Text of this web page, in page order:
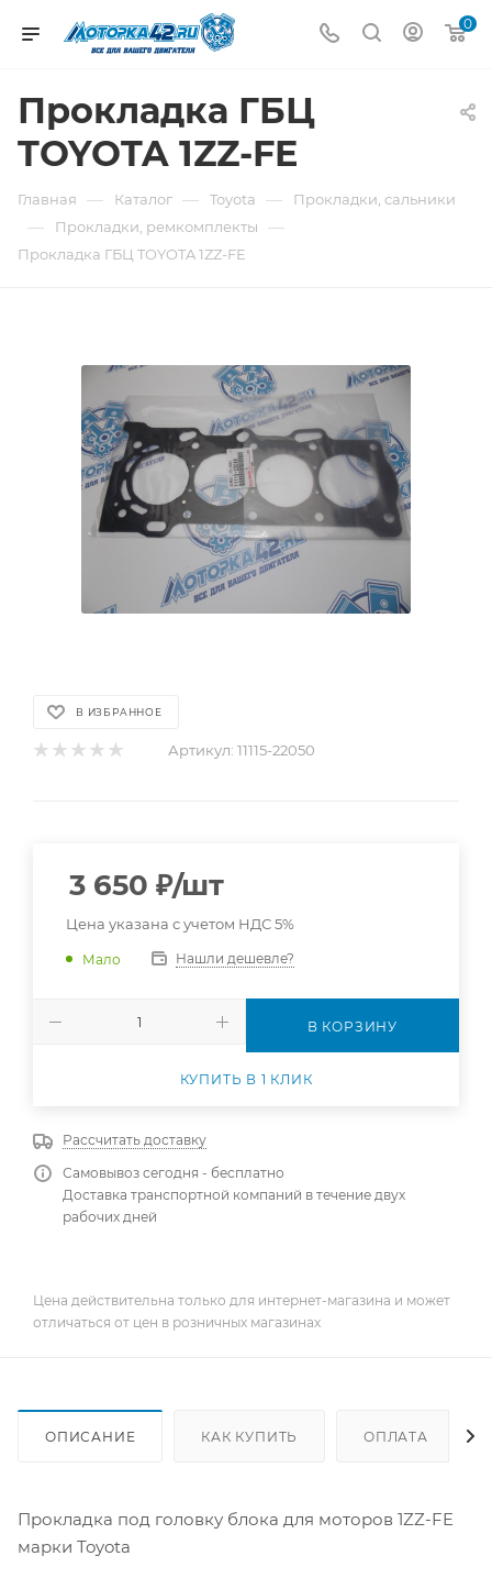
0
Прокладка ГБЦ
TOYOTA 1ZZ-FE
Главная — Каталог — Toyota — Прокладки, сальники
— Прокладки, ремкомплекты —
Прокладка ГБЦ TOYOTA 1ZZ-FE
В ИЗБРАННОЕ
Артикул: 11115-22050
3 650 ₽/шт
Цена указана с учетом НДС 5%
Мало Нашли дешевле?
В КОРЗИНУ
КУПИТЬ В 1 КЛИК
Рассчитать доставку
Самовывоз сегодня - бесплатно
Доставка транспортной компаний в течение двух
рабочих дней
Цена действительна только для интернет-магазина и может
отличаться от цен в розничных магазинах
ОПИСАНИЕ КАК КУПИТЬ ОПЛАТА
Прокладка под головку блока для моторов 1ZZ-FE
марки Toyota